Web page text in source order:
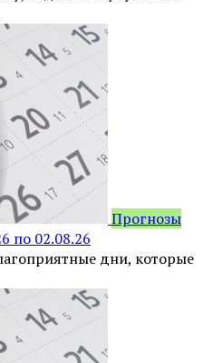
Прогнозы
по 02.08.26
дни, которые